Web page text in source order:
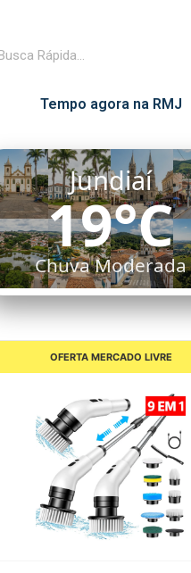
Tempo agora na RMJ
Itatiba
18°C
Nuvens Dispersas
OFERTA MERCADO LIVRE